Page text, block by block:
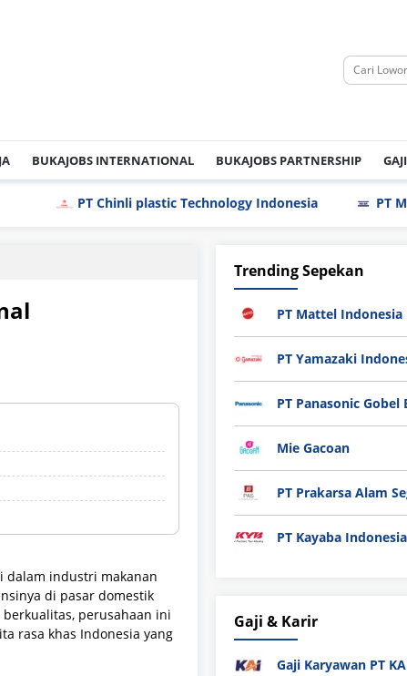
BUKAJOBS INTERNATIONAL BUKAJOBS PARTNERSHIP
PT Chinli plastic Technology Indonesia PT Multi
dalam industri makanan
di pasar domestik
perusahaan ini
rasa khas Indonesia yang
Trending Sepekan
PT Mattel Indonesia
PT Yamazaki
PT Panasonic Gobel
Mie Gacoan
PT Prakarsa Alam
PT Kayaba Indonesia
Gaji & Karir